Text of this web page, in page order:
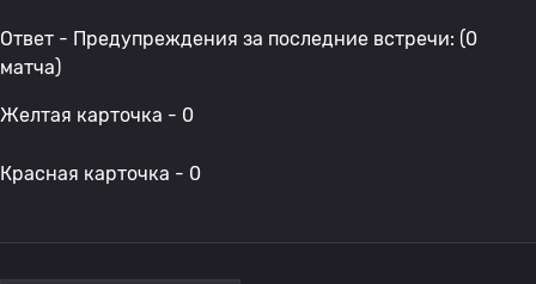
Ответ - Предупреждения за последние встречи: (0
матча)
Желтая карточка - 0
Красная карточка - 0